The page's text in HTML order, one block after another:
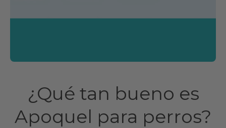
¿Qué tan bueno es
Apoquel para perros?